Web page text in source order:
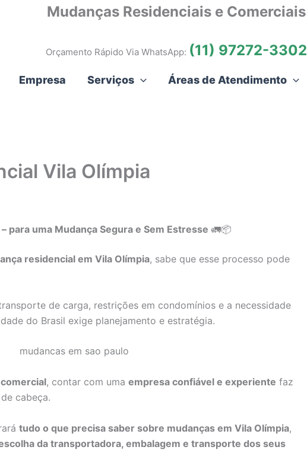
Mudanças Residenciais e Comerciais
Orçamento Rápido Via WhatsApp: (11) 97272-3302
Empresa Serviços Áreas de Atendimento
Vila Olímpia
para uma Mudança Segura e Sem Estresse 🚛📦
residencial em Vila Olímpia, sabe que esse processo pode
de carga, restrições em condomínios e a necessidade
do Brasil exige planejamento e estratégia.
, contar com uma empresa confiável e experiente faz
cabeça.
tudo o que precisa saber sobre mudanças em Vila Olímpia,
da transportadora, embalagem e transporte dos seus